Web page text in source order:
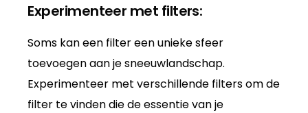
Experimenteer met filters:
Soms kan een filter een unieke sfeer
toevoegen aan je sneeuwlandschap.
Experimenteer met verschillende filters om de
filter te vinden die de essentie van je